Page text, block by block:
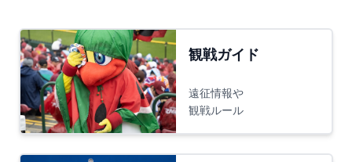
観戦ガイド
遠征情報や
観戦ルール